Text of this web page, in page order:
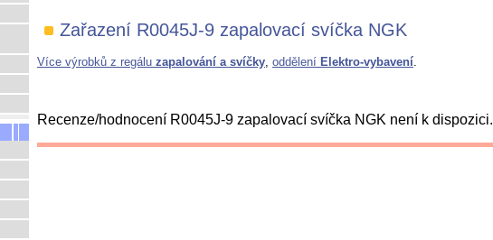
Zařazení R0045J-9 zapalovací svíčka NGK
Více výrobků z regálu zapalování a svíčky, oddělení Elektro-vybavení.
Recenze/hodnocení R0045J-9 zapalovací svíčka NGK není k dispozici.